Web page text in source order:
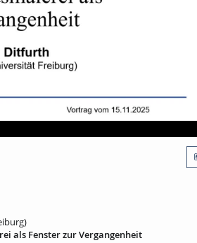
als Fenster zur Vergangenheit